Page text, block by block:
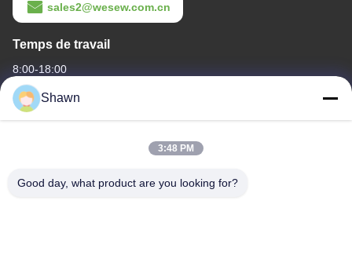
sales2@wesew.com.cn
Temps de travail
8:00-18:00
Notre adresse
Le bâtiment 1, non.35, rue Luopu Sud, rue Luopu, district de
Shawn
3:48 PM
Good day, what product are you looking for?